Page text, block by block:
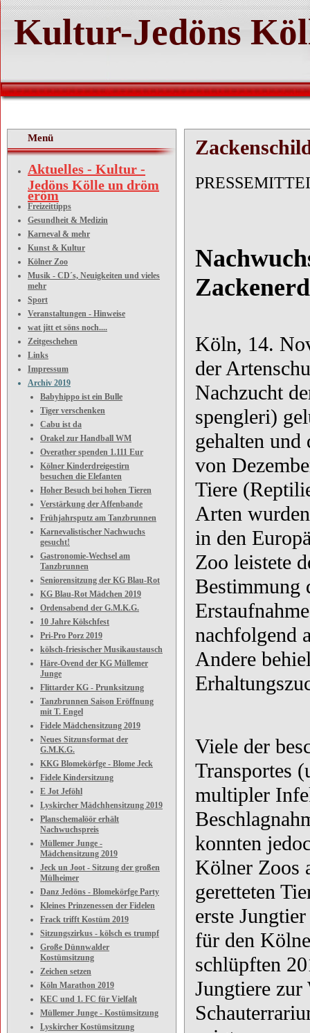
Kultur-Jedöns
Menü
Aktuelles - Kultur -
Jedöns Kölle un dröm
eröm
Freizeittipps
Gesundheit & Medizin
Karneval & mehr
Kunst & Kultur
Kölner Zoo
Musik - CD´s, Neuigkeiten und vieles
mehr
Sport
Veranstaltungen - Hinweise
wat jitt et söns noch....
Zeitgeschehen
Links
Impressum
Archiv 2019
Babyhippo ist ein Bulle
Tiger verschenken
Cabu ist da
Orakel zur Handball WM
Overather spenden 1.111 Eur
Kölner Kinderdreigestirn
besuchen die Elefanten
Hoher Besuch bei hohen Tieren
Verstärkung der Affenbande
Frühjahrsputz am Tanzbrunnen
Karnevalistischer Nachwuchs
gesucht!
Gastronomie-Wechsel am
Tanzbrunnen
Seniorensitzung der KG Blau-Rot
KG Blau-Rot Mädchen 2019
Ordensabend der G.M.K.G.
10 Jahre Kölschfest
Pri-Pro Porz 2019
kölsch-friesischer Musikaustausch
Häre-Ovend der KG Müllemer
Junge
Flittarder KG - Prunksitzung
Tanzbrunnen Saison Eröffnung
mit T. Engel
Fidele Mädchensitzung 2019
Neues Sitzunsformat der
G.M.K.G.
KKG Blomekörfge - Blome Jeck
Fidele Kindersitzung
E Jot Jeföhl
Lyskircher Mädchhensitzung 2019
Planschemalöör erhält
Nachwuchspreis
Müllemer Junge -
Mädchensitzung 2019
Jeck un Joot - Sitzung der großen
Mülheimer
Danz Jedöns - Blomekörfge Party
Kleines Prinzenessen der Fidelen
Frack trifft Kostüm 2019
Sitzungszirkus - kölsch es trumpf
Große Dünnwalder
Kostümsitzung
Zeichen setzen
Köln Marathon 2019
KEC und 1. FC für Vielfalt
Müllemer Junge - Kostümsitzung
Lyskircher Kostümsitzung
Köln, 14.
der
Nachzucht
spengleri)
gehalten und
von
Tiere
Arten
in den
Zoo leistete
Bestimmung
nachfolgend
Andere
Viele der
Transportes
multipler
konnten
Kölner Zoos
geretteten
erste
für den
schlüpften
Jungtiere